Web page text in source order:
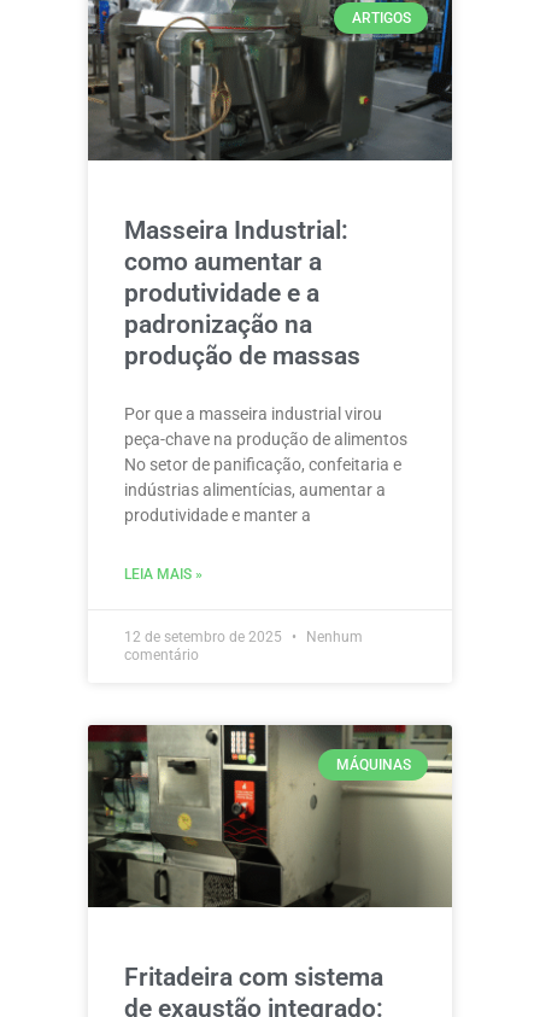
ARTIGOS
Masseira Industrial:
como aumentar a
produtividade e a
padronização na
produção de massas
Por que a masseira industrial virou
peça-chave na produção de alimentos
No setor de panificação, confeitaria e
indústrias alimentícias, aumentar a
produtividade e manter a
LEIA MAIS »
12 de setembro de 2025
Nenhum
comentário
MÁQUINAS
Fritadeira com sistema
de exaustão integrado: